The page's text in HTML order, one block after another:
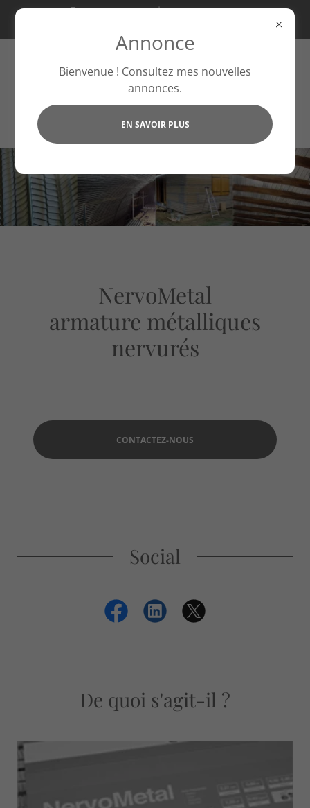
Essayez nos services et recevez
NervoMetal
armature métalliques
nervurés
CONTACTEZ-NOUS
Social
De quoi s'agit-il ?
Annonce
Bienvenue ! Consultez mes nouvelles
annonces.
EN SAVOIR PLUS